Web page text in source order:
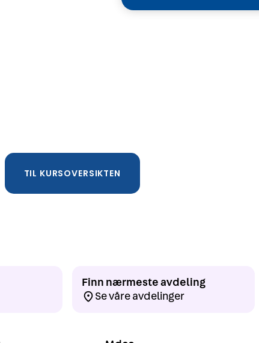
TIL KURSOVERSIKTEN
Finn nærmeste avdeling
Se våre avdelinger